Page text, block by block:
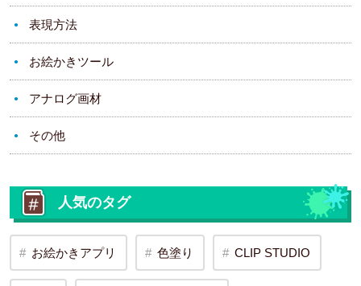
表現方法
お絵かきツール
アナログ画材
その他
人気のタグ
お絵かきアプリ 色塗り CLIP STUDIO